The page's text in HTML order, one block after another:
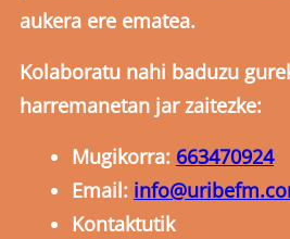
aukera ere ematea.
Kolaboratu nahi baduzu
harremanetan jar zaitezke:
Mugikorra: 663470924
Email:
Kontaktutik